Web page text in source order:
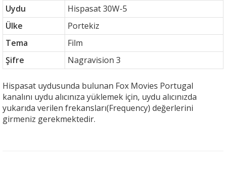
Uydu
Hispasat 30W-5
Ülke
Portekiz
Tema
Film
Şifre
Nagravision 3
Hispasat uydusunda bulunan Fox Movies Portugal
kanalını uydu alıcınıza yüklemek için, uydu alıcınızda
yukarıda verilen frekansları(Frequency) değerlerini
girmeniz gerekmektedir.